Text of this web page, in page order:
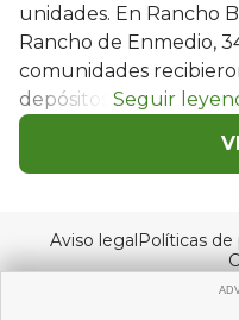
unidades. En Rancho
Rancho de Enmedio,
comunidades
depósitos.
Aviso legalPolíticas de